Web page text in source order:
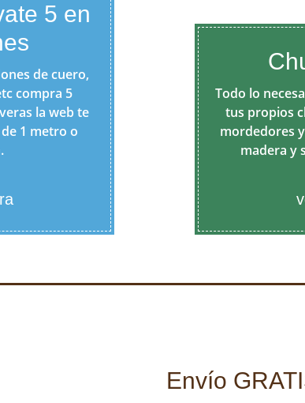
5 en
de cuero,
compra 5
la web te
1 metro o
Todo lo
tus propios
mordedores
madera y
Envío